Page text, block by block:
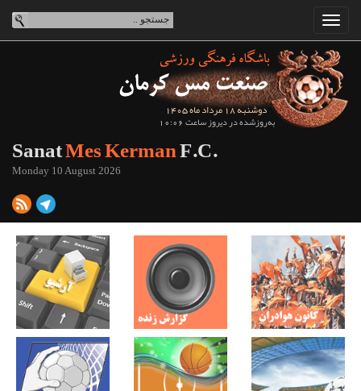
دوشنبه 18 مرداد ماه 1405
به‌روزشده در دیروز ساعت 10:06
SanatMes KermanF.C.
Monday 10 August 2026